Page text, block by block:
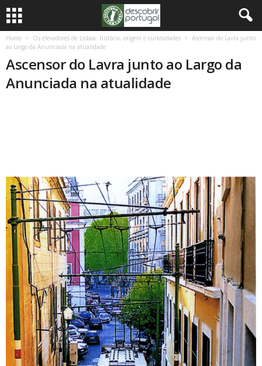
Home Os elevadores de Lisboa: história, origem e curiosidades
Ascensor do Lavra junto
ao Largo da Anunciada na atualidade
Ascensor do Lavra junto ao Largo da
Anunciada na atualidade